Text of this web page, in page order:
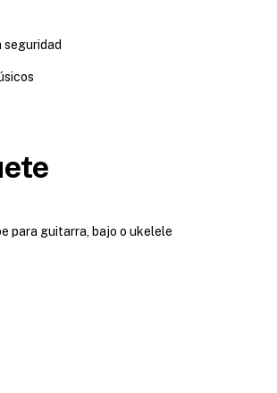
seguridad
para guitarra, bajo o ukelele